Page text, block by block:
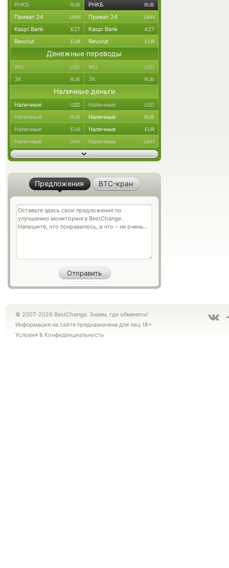
РНКБ RUB РНКБ RUB
Приват 24 UAH Приват 24 UAH
Kaspi Bank KZT Kaspi Bank KZT
Revolut EUR Revolut EUR
Денежные переводы
WU USD WU USD
ЗК RUB ЗК RUB
Наличные деньги
Наличные USD Наличные USD
Наличные RUB Наличные RUB
Наличные EUR Наличные EUR
Наличные UAH Наличные UAH
Предложения BTC-кран
© 2007-2026 BestChange. Знаем, где обменять!
Информация на сайте предназначена для лиц 18+
Условия & Конфиденциальность